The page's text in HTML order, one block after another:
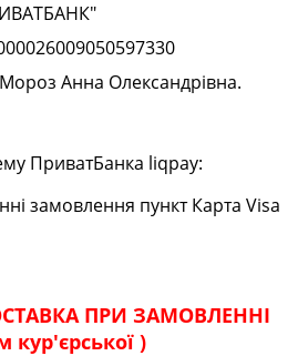
Мороз Анна Олександрівна.
ПриватБанка liqpay:
замовлення пункт Карта Visa
ПРИ ЗАМОВЛЕННІ
кур'єрської )